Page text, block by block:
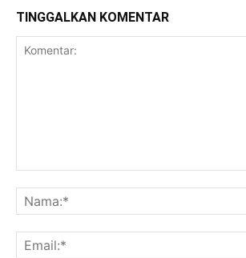
TINGGALKAN KOMENTAR